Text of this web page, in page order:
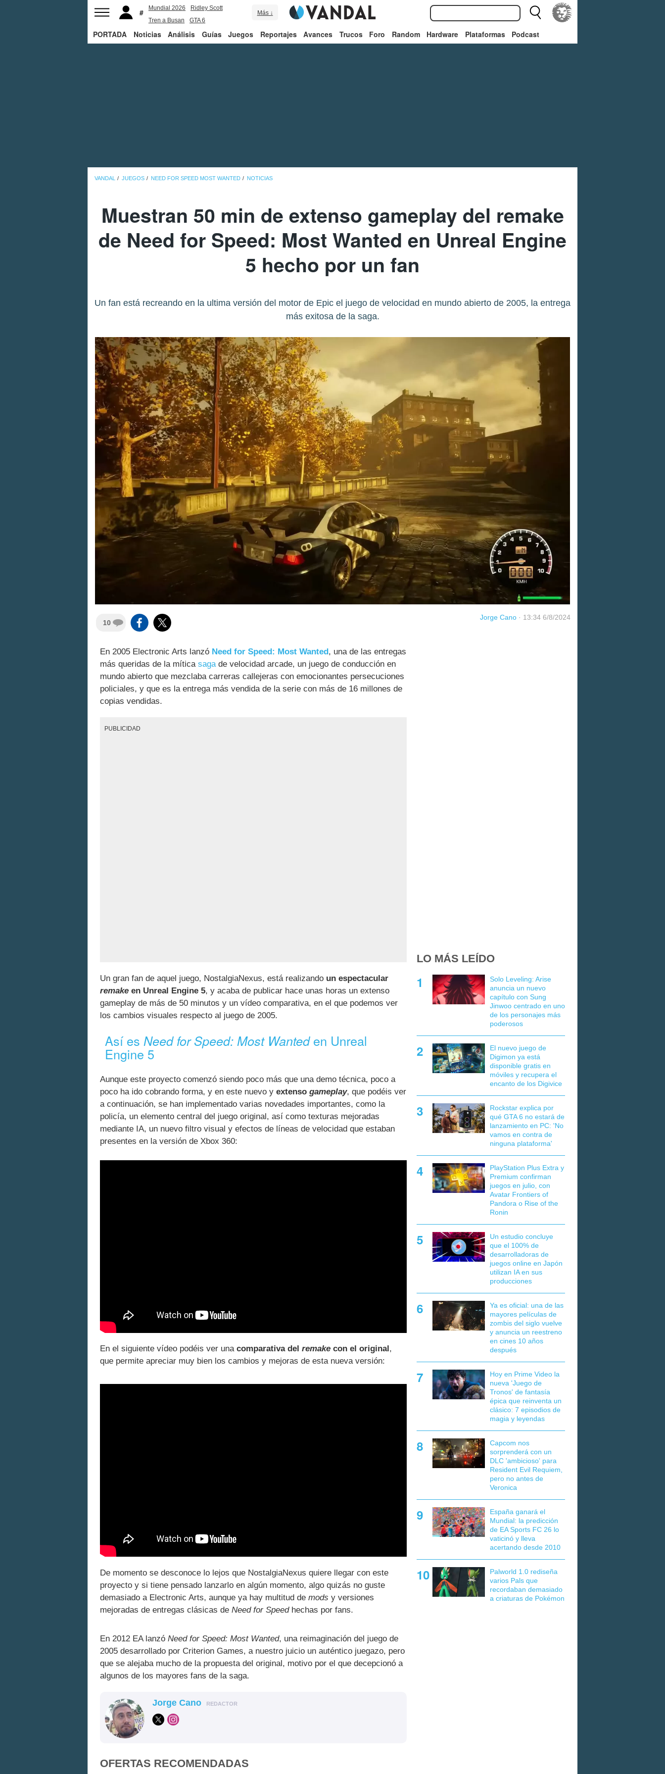
Mundial 2026
Ridley Scott
Tren a Busan
GTA 6
Más ↓
PORTADA Noticias Análisis Guías Juegos Reportajes Avances Trucos Foro Random Hardware Plataformas Podcast
VANDAL JUEGOS NEED FOR SPEED MOST WANTED NOTICIAS
Muestran 50 min de extenso gameplay del remake
de Need for Speed: Most Wanted en Unreal Engine
5 hecho por un fan
Un fan está recreando en la ultima versión del motor de Epic el juego de velocidad en mundo abierto de 2005, la entrega
más exitosa de la saga.
10
Jorge Cano · 13:34 6/8/2024
En 2005 Electronic Arts lanzó Need for Speed: Most Wanted , una de las entregas
más queridas de la mítica sagade velocidad arcade, un juego de conducción en
mundo abierto que mezclaba carreras callejeras con emocionantes persecuciones
policiales, y que es la entrega más vendida de la serie con más de 16 millones de
copias vendidas.
PUBLICIDAD
Un gran fan de aquel juego, NostalgiaNexus, está realizando un espectacular
remake en Unreal Engine 5, y acaba de publicar hace unas horas un extenso
gameplay de más de 50 minutos y un vídeo comparativa, en el que podemos ver
los cambios visuales respecto al juego de 2005.
Así es Need for Speed: Most Wanteden Unreal
Engine 5
Aunque este proyecto comenzó siendo poco más que una demo técnica, poco a
poco ha ido cobrando forma, y en este nuevo y extenso gameplay, que podéis ver
a continuación, se han implementado varias novedades importantes, como la
policía, un elemento central del juego original, así como texturas mejoradas
mediante IA, un nuevo filtro visual y efectos de líneas de velocidad que estaban
presentes en la versión de Xbox 360:
En el siguiente vídeo podéis ver una comparativa del remake con el original ,
que permite apreciar muy bien los cambios y mejoras de esta nueva versión:
De momento se desconoce lo lejos que NostalgiaNexus quiere llegar con este
proyecto y si tiene pensado lanzarlo en algún momento, algo quizás no guste
demasiado a Electronic Arts, aunque ya hay multitud de mods y versiones
mejoradas de entregas clásicas de Need for Speedhechas por fans.
En 2012 EA lanzó Need for Speed: Most Wanted, una reimaginación del juego de
2005 desarrollado por Criterion Games, a nuestro juicio un auténtico juegazo, pero
que se alejaba mucho de la propuesta del original, motivo por el que decepcionó a
algunos de los mayores fans de la saga.
Jorge Cano REDACTOR
OFERTAS RECOMENDADAS
LO MÁS LEÍDO
Solo Leveling: Arise
anuncia un nuevo
capítulo con Sung
Jinwoo centrado en uno
de los personajes más
poderosos
El nuevo juego de
Digimon ya está
disponible gratis en
móviles y recupera el
encanto de los Digivice
Rockstar explica por
qué GTA 6 no estará de
lanzamiento en PC: 'No
vamos en contra de
ninguna plataforma'
PlayStation Plus Extra y
Premium confirman
juegos en julio, con
Avatar Frontiers of
Pandora o Rise of the
Ronin
Un estudio concluye
que el 100% de
desarrolladoras de
juegos online en Japón
utilizan IA en sus
producciones
Ya es oficial: una de las
mayores películas de
zombis del siglo vuelve
y anuncia un reestreno
en cines 10 años
después
Hoy en Prime Video la
nueva 'Juego de
Tronos' de fantasía
épica que reinventa un
clásico: 7 episodios de
magia y leyendas
Capcom nos
sorprenderá con un
DLC 'ambicioso' para
Resident Evil Requiem,
pero no antes de
Veronica
España ganará el
Mundial: la predicción
de EA Sports FC 26 lo
vaticinó y lleva
acertando desde 2010
Palworld 1.0 rediseña
varios Pals que
recordaban demasiado
a criaturas de Pokémon